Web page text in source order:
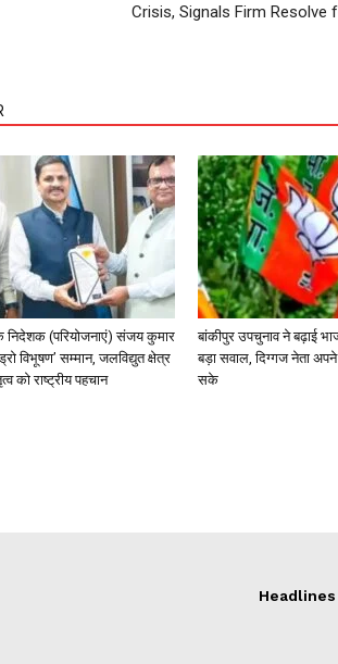
Crisis, Signals Firm Resolve
निदेशक (परियोजनाएं) संजय कुमार
विभूषण’ सम्मान, जलविद्युत क्षेत्र
को राष्ट्रीय पहचान
बांकीपुर उपचुनाव ने बढ़ाई
बड़ा सवाल, दिग्गज नेता
सके
Headlines